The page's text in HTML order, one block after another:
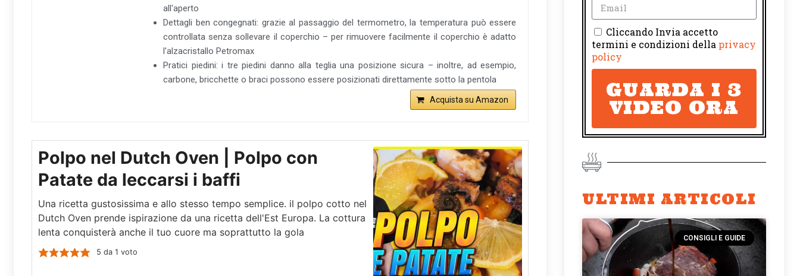
all'aperto
Dettagli ben congegnati: grazie al passaggio del termometro, la temperatura può essere
controllata senza sollevare il coperchio – per rimuovere facilmente il coperchio è adatto
l'alzacristallo Petromax
Pratici piedini: i tre piedini danno alla teglia una posizione sicura – inoltre, ad esempio,
carbone, bricchette o braci possono essere posizionati direttamente sotto la pentola
Acquista su Amazon
Polpo nel Dutch Oven | Polpo con
Patate da leccarsi i baffi
Una ricetta gustosissima e allo stesso tempo semplice. il polpo cotto nel
Dutch Oven prende ispirazione da una ricetta dell'Est Europa. La cottura
lenta conquisterà anche il tuo cuore ma soprattutto la gola
5 da 1 voto
Cliccando Invia accetto
termini e condizioni della privacy
policy
GUARDA I 3
VIDEO ORA
ULTIMI ARTICOLI
CONSIGLI E GUIDE